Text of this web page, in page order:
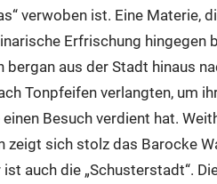
verwoben ist. Eine
Erfrischung hingegen
aus der Stadt hinaus
Tonpfeifen verlangten, um
Besuch verdient hat.
sich stolz das Barocke
auch die „Schusterstadt“.